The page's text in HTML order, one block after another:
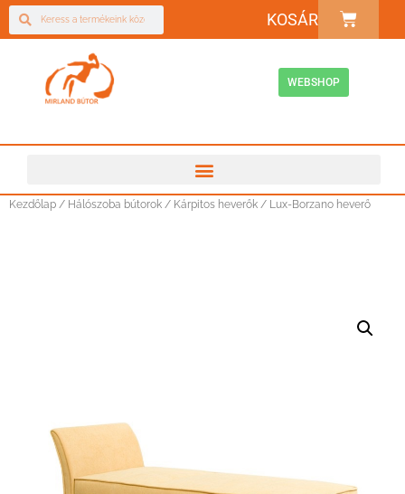
KOSÁR
WEBSHOP
Kezdőlap / Hálószoba bútorok / Kárpitos heverők / Lux-Borzano heverő